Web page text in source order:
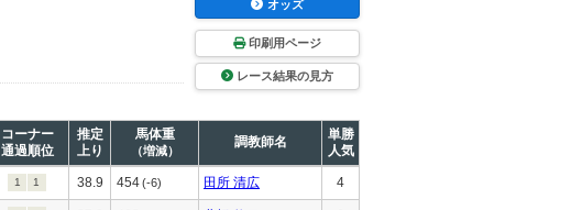
オッズ
印刷用ページ
レース結果の見方
コーナー
通過順位
推定
上り
馬体重
（増減）
調教師名
単勝
人気
1 1 38.9 454(-6) 田所 清広 4